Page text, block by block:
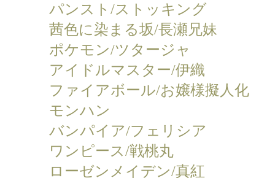
パンスト/ストッキング
茜色に染まる坂/長瀬兄妹
ポケモン/ツタージャ
アイドルマスター/伊織
ファイアボール/お嬢様擬人化
モンハン
バンパイア/フェリシア
ワンピース/戦桃丸
ローゼンメイデン/真紅